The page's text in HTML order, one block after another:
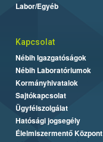
Labor/Egyéb
Kapcsolat
Nébih Igazgatóságok
Nébih Laboratóriumok
Kormányhivatalok
Sajtókapcsolat
Ügyfélszolgálat
Hatósági jogsegély
Élelmiszermentő Központ